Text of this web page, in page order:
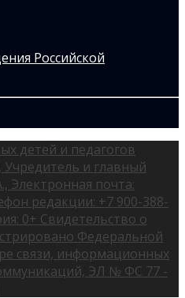
детей и педагогов
и главный
Электронная почта:
редакции: +7 900-388-
0+ Свидетельство о
Федеральной
связи, информационных
ЭЛ № ФС 77 -